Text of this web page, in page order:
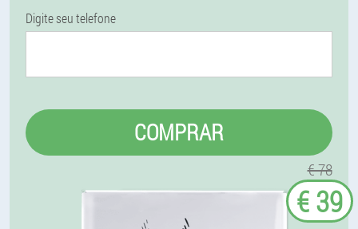
Digite seu telefone
COMPRAR
€ 78
€ 39